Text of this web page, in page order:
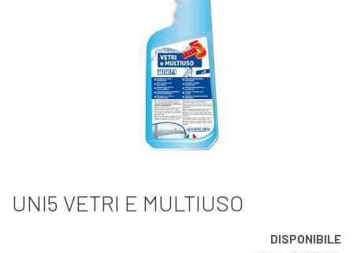
UNI5 VETRI E MULTIUSO
DISPONIBILE
Vai
all'inizio